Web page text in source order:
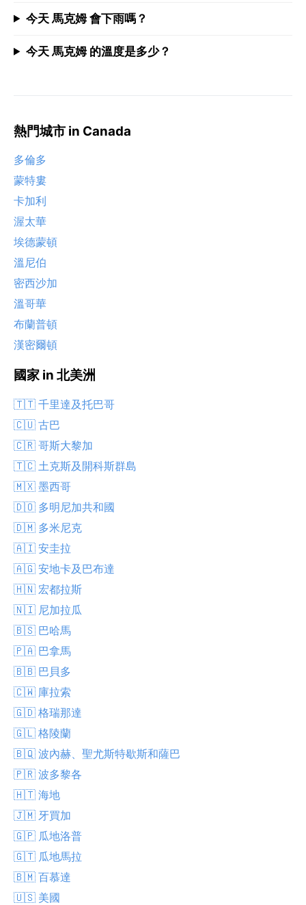
今天 馬克姆 會下雨嗎？
今天 馬克姆 的溫度是多少？
熱門城市 in Canada
多倫多
蒙特婁
卡加利
渥太華
埃德蒙頓
溫尼伯
密西沙加
溫哥華
布蘭普頓
漢密爾頓
國家 in 北美洲
🇹🇹 千里達及托巴哥
🇨🇺 古巴
🇨🇷 哥斯大黎加
🇹🇨 土克斯及開科斯群島
🇲🇽 墨西哥
🇩🇴 多明尼加共和國
🇩🇲 多米尼克
🇦🇮 安圭拉
🇦🇬 安地卡及巴布達
🇭🇳 宏都拉斯
🇳🇮 尼加拉瓜
🇧🇸 巴哈馬
🇵🇦 巴拿馬
🇧🇧 巴貝多
🇨🇼 庫拉索
🇬🇩 格瑞那達
🇬🇱 格陵蘭
🇧🇶 波內赫、聖尤斯特歇斯和薩巴
🇵🇷 波多黎各
🇭🇹 海地
🇯🇲 牙買加
🇬🇵 瓜地洛普
🇬🇹 瓜地馬拉
🇧🇲 百慕達
🇺🇸 美國